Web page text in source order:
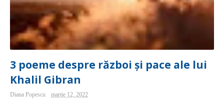
3 poeme despre război și pace ale lui
Khalil Gibran
Diana Popescu martie 12, 2022